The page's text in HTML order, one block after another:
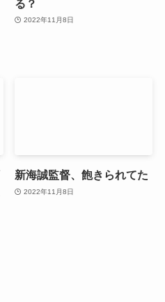
る？
2022年11月8日
新海誠監督、飽きられてた
2022年11月8日